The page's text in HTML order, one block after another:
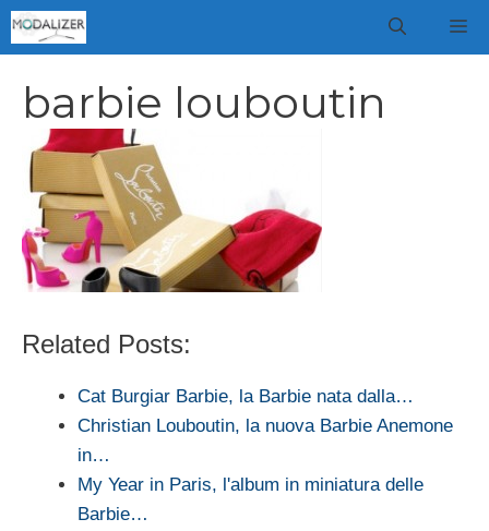
Vai
al
barbie louboutin
Related Posts:
Cat Burgiar Barbie, la Barbie nata dalla…
Christian Louboutin, la nuova Barbie Anemone
in…
My Year in Paris, l'album in miniatura delle
Barbie…